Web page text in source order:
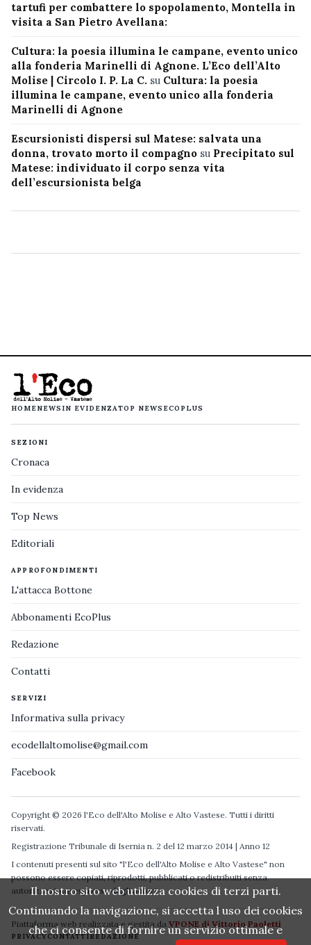
tartufi per combattere lo spopolamento, Montella in
visita a San Pietro Avellana:
Cultura: la poesia illumina le campane, evento unico
alla fonderia Marinelli di Agnone. L’Eco dell’Alto
Molise | Circolo I. P. La C. su Cultura: la poesia
illumina le campane, evento unico alla fonderia
Marinelli di Agnone
Escursionisti dispersi sul Matese: salvata una
donna, trovato morto il compagno su Precipitato sul
Matese: individuato il corpo senza vita
dell’escursionista belga
HOMENEWS IN EVIDENZATOP NEWS ECOPLUS
SEZIONI
Cronaca
In evidenza
Top News
Editoriali
APPROFONDIMENTI
L'attacca Bottone
Abbonamenti EcoPlus
Redazione
Contatti
SERVIZI
Informativa sulla privacy
ecodellaltomolise@gmail.com
Facebook
Copyright © 2026 l'Eco dell'Alto Molise e Alto Vastese. Tutti i diritti
riservati.
Registrazione Tribunale di Isernia n. 2 del 12 marzo 2014 | Anno 12
I contenuti presenti sul sito "l'Eco dell'Alto Molise e Alto Vastese" non
possono essere copiati, riprodotti, pubblicati o redistribuiti senza
autorizzazione espressa degli autori.
Piattaforma web realizzata e gestita da VPONE di Vittorio Paoletti
PRIVACYCONTATTIREDAZIONE
Il nostro sito web utilizza cookies di terzi parti.
Continuando la navigazione, si accetta l uso dei cookies
che ci consente di fornire un servizio ottimale e